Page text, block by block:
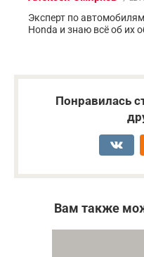
Эксперт по
Honda и знаю всё об их
Понравилась
Вам также